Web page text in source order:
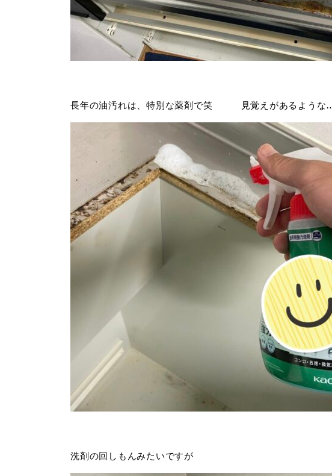
長年の油汚れは、特別な薬剤で笑 見覚えがあるような
洗剤の回しもんみたいですが